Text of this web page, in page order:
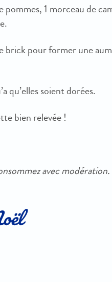
pommes, 1 morceau de
brick pour former une
qu’elles soient dorées.
bien relevée !
avec modération.